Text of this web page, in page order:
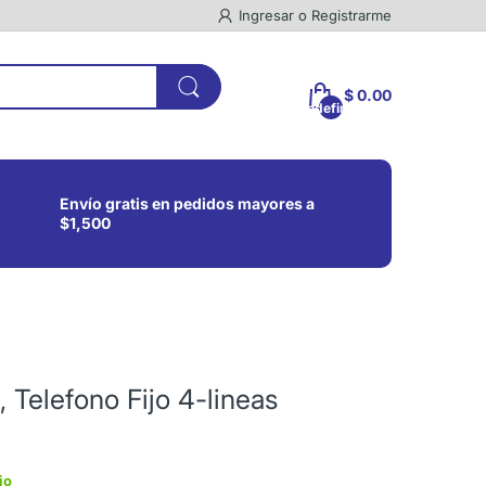
Ingresar o Registrarme
undefined
$ 0.00
Envío gratis en pedidos mayores a
$1,500
Telefono Fijo 4-lineas